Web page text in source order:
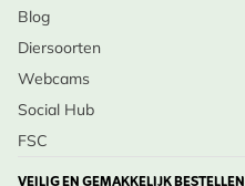
Blog
Diersoorten
Webcams
Social Hub
FSC